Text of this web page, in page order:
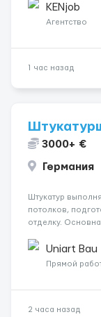
одного до трех
KENjob
Агентство
1 час назад
3000+ €
Германия
Штукатур
потолков,
отделку.
специалистов с
Обязанности
Uniart Bau
Прямой
2 часа назад